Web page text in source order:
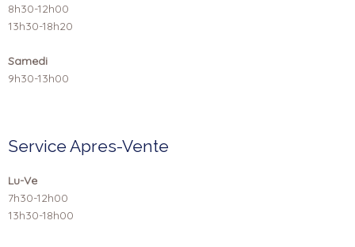
8h30-12h00
13h30-18h20
Samedi
9h30-13h00
Service Apres-Vente
Lu-Ve
7h30-12h00
13h30-18h00